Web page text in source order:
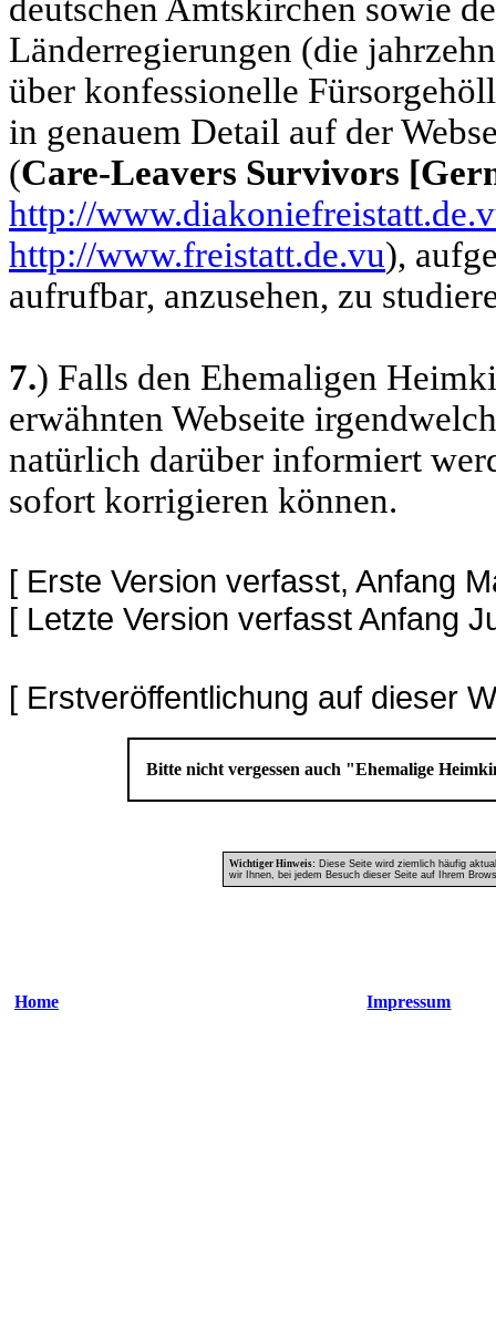
deutschen Amtskirchen sowie
Länderregierungen (die
über konfessionelle
in genauem Detail auf der
(Care-Leavers Survivors
http://
http://www.freistatt.de.vu),
aufrufbar, anzusehen, zu
7.) Falls den Ehemaligen
erwähnten Webseite
natürlich darüber informiert
sofort korrigieren können.
[ Erste Version verfasst, Anfang
[ Letzte Version verfasst Anfang
[ Erstveröffentlichung auf dieser
Bitte nicht vergessen auch "Ehemalige
Wichtiger Hinweis: Diese Seite wird ziemlich häufig
wir Ihnen, bei jedem Besuch dieser Seite auf Ihrem
Home Impressum